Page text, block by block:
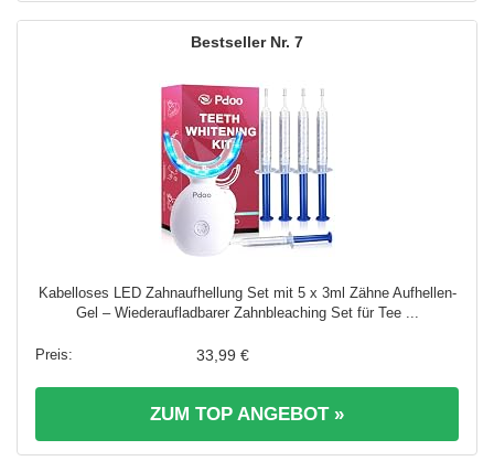
7
Kabelloses LED Zahnaufhellung Set mit 5 x 3ml Zähne Aufhellen-
Gel – Wiederaufladbarer Zahnbleaching Set für Tee ...
33,99 €
ZUM TOP ANGEBOT »